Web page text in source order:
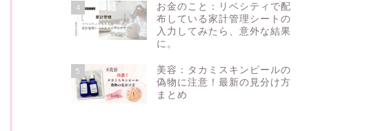
4
お金のこと：リベシティで配
布している家計管理シートの
入力してみたら、意外な結果
に。
5
美容：タカミスキンピールの
偽物に注意！最新の見分け方
まとめ